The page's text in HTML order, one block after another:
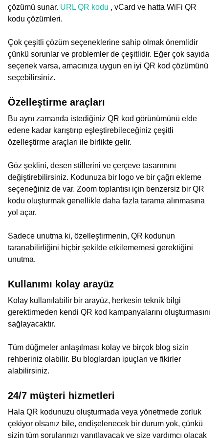
çözümü sunar. URL QR kodu , vCard ve hatta WiFi QR
kodu çözümleri.
Çok çeşitli çözüm seçeneklerine sahip olmak önemlidir
çünkü sorunlar ve problemler de çeşitlidir. Eğer çok sayıda
seçenek varsa, amacınıza uygun en iyi QR kod çözümünü
seçebilirsiniz.
Özelleştirme araçları
Bu aynı zamanda istediğiniz QR kod görünümünü elde
edene kadar karıştırıp eşleştirebileceğiniz çeşitli
özelleştirme araçları ile birlikte gelir.
Göz şeklini, desen stillerini ve çerçeve tasarımını
değiştirebilirsiniz. Kodunuza bir logo ve bir çağrı ekleme
seçeneğiniz de var. Zoom toplantısı için benzersiz bir QR
kodu oluşturmak genellikle daha fazla tarama alınmasına
yol açar.
Sadece unutma ki, özelleştirmenin, QR kodunun
taranabilirliğini hiçbir şekilde etkilememesi gerektiğini
unutma.
Kullanımı kolay arayüz
Kolay kullanılabilir bir arayüz, herkesin teknik bilgi
gerektirmeden kendi QR kod kampanyalarını oluşturmasını
sağlayacaktır.
Tüm düğmeler anlaşılması kolay ve birçok blog sizin
rehberiniz olabilir. Bu bloglardan ipuçları ve fikirler
alabilirsiniz.
24/7 müşteri hizmetleri
Hala QR kodunuzu oluşturmada veya yönetmede zorluk
çekiyor olsanız bile, endişelenecek bir durum yok, çünkü
sizin tüm sorularınızı yanıtlayacak ve size yardımcı olacak